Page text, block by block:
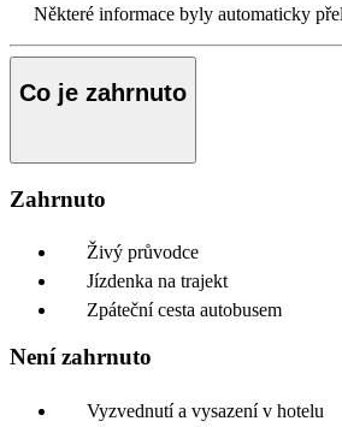
Některé informace byly automaticky
Co je zahrnuto
Zahrnuto
Živý průvodce
Jízdenka na trajekt
Zpáteční cesta autobusem
Není zahrnuto
Vyzvednutí a vysazení v hotelu